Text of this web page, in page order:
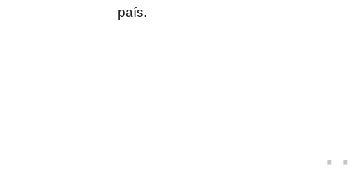
país.